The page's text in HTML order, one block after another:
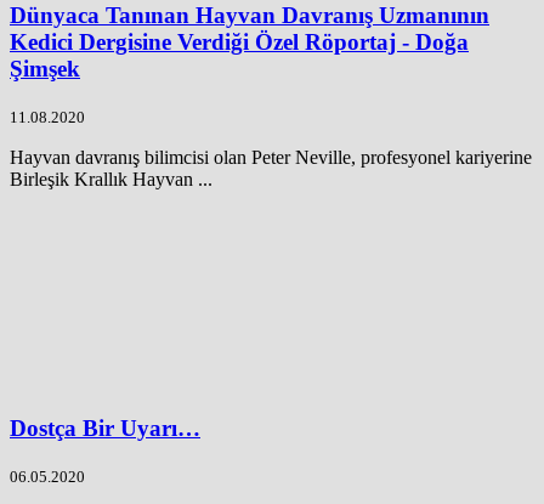
Dünyaca Tanınan Hayvan Davranış Uzmanının
Kedici Dergisine Verdiği Özel Röportaj - Doğa
Şimşek
11.08.2020
Hayvan davranış bilimcisi olan Peter Neville, profesyonel kariyerine
Birleşik Krallık Hayvan ...
Dostça Bir Uyarı…
06.05.2020